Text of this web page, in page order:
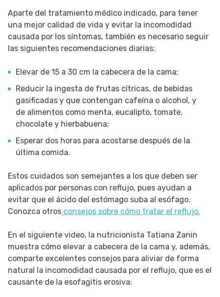
Aparte del tratamiento médico indicado, para tener
una mejor calidad de vida y evitar la incomodidad
causada por los síntomas, también es necesario seguir
las siguientes recomendaciones diarias:
Elevar de 15 a 30 cm la cabecera de la cama;
Reducir la ingesta de frutas cítricas, de bebidas
gasificadas y que contengan cafeína o alcohol, y
de alimentos como menta, eucalipto, tomate,
chocolate y hierbabuena;
Esperar dos horas para acostarse después de la
última comida.
Estos cuidados son semejantes a los que deben ser
aplicados por personas con reflujo, pues ayudan a
evitar que el ácido del estómago suba al esófago.
Conozca otros consejos sobre cómo tratar el reflujo.
En el siguiente video, la nutricionista Tatiana Zanin
muestra cómo elevar a cabecera de la cama y, además,
comparte excelentes consejos para aliviar de forma
natural la incomodidad causada por el reflujo, que es el
causante de la esofagitis erosiva: